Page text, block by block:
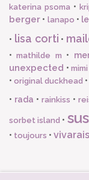
katerina psoma •
berger • lanapo •
• lisa corti •
•mathilde m •
unexpected •
•original duckhead
• rada • rainkiss •
sorbet island •
• toujours •